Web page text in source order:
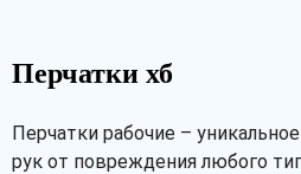
Перчатки хб
Перчатки рабочие –
рук от повреждения любого